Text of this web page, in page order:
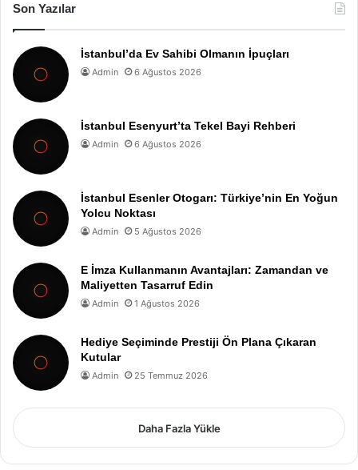
Son Yazılar
İstanbul’da Ev Sahibi Olmanın İpuçları
Admin 6 Ağustos 2026
İstanbul Esenyurt’ta Tekel Bayi Rehberi
Admin 6 Ağustos 2026
İstanbul Esenler Otogarı: Türkiye’nin En Yoğun
Yolcu Noktası
Admin 5 Ağustos 2026
E İmza Kullanmanın Avantajları: Zamandan ve
Maliyetten Tasarruf Edin
Admin 1 Ağustos 2026
Hediye Seçiminde Prestiji Ön Plana Çıkaran
Kutular
Admin 25 Temmuz 2026
Daha Fazla Yükle